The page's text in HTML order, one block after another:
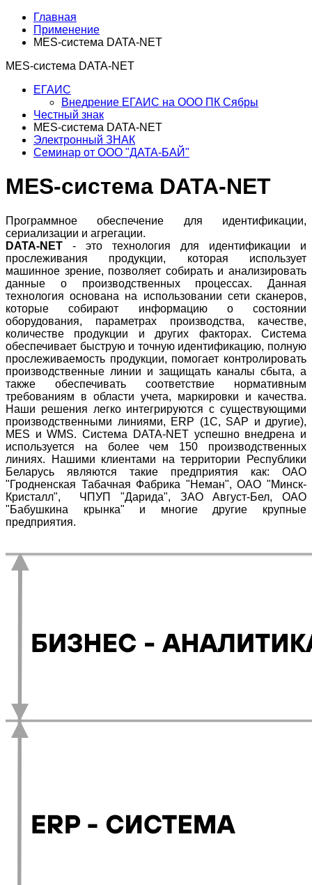
Главная
Применение
MES-система DATA-NET
MES-система DATA-NET
ЕГАИС
Внедрение ЕГАИС на ООО ПК Сябры
Честный знак
MES-система DATA-NET
Электронный ЗНАК
Семинар от ООО "ДАТА-БАЙ"
MES-система DATA-NET
Программное обеспечение для идентификации,
сериализации и агрегации.
DATA-NET - это технология для идентификации и
прослеживания продукции, которая использует
машинное зрение, позволяет собирать и анализировать
данные о производственных процессах. Данная
технология основана на использовании сети сканеров,
которые собирают информацию о состоянии
оборудования, параметрах производства, качестве,
количестве продукции и других факторах. Система
обеспечивает быструю и точную идентификацию, полную
прослеживаемость продукции, помогает контролировать
производственные линии и защищать каналы сбыта, а
также обеспечивать соответствие нормативным
требованиям в области учета, маркировки и качества.
Наши решения легко интегрируются с существующими
производственными линиями, ERP (1C, SAP и другие),
MES и WMS. Система DATA-NET успешно внедрена и
используется на более чем 150 производственных
линиях. Нашими клиентами на территории Республики
Беларусь являются такие предприятия как: ОАО
"Гродненская Табачная Фабрика "Неман", ОАО "Минск-
Кристалл", ЧПУП "Дарида", ЗАО Август-Бел, ОАО
"Бабушкина крынка" и многие другие крупные
предприятия.